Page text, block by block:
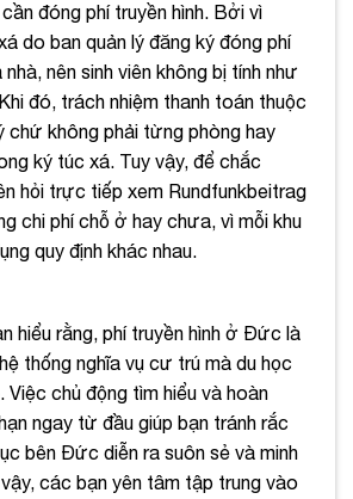
đóng phí truyền hình. Bởi vì
do ban quản lý đăng ký đóng phí
nên sinh viên không bị tính như
đó, trách nhiệm thanh toán thuộc
chứ không phải từng phòng hay
ký túc xá. Tuy vậy, để chắc
hỏi trực tiếp xem Rundfunkbeitrag
chi phí chỗ ở hay chưa, vì mỗi khu
quy định khác nhau.
hiểu rằng, phí truyền hình ở Đức là
thống nghĩa vụ cư trú mà du học
Việc chủ động tìm hiểu và hoàn
ngay từ đầu giúp bạn tránh rắc
bên Đức diễn ra suôn sẻ và minh
các bạn yên tâm tập trung vào